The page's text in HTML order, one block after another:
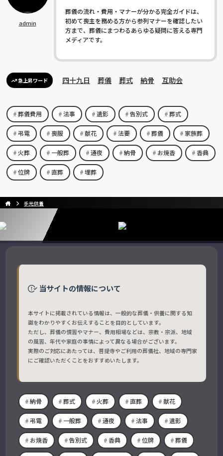
admin
葬儀の流れ・費用・マナーが分かる完全ガイドは、
初めて喪主を務める方から参列マナーを確認したい
方まで、葬儀にまつわるあらゆる疑問に答える専門
メディアです。
急上昇ワード 四十九日 葬儀 葬式 納骨 互助会
葬儀費用 法事 遺影 告別式 葬式
弔電 喪服 献花 法要 葬儀 家族葬
火葬 一般葬 通夜 納骨 お焼香 香典
位牌 直葬 埋葬
手元供養
当サイトの情報について
本サイトに掲載されている情報は、一般的な葬儀・供養に関する知
識をわかりやすくお伝えすることを目的としています。
ただし、葬儀の慣習やマナー、費用相場などは、宗教・宗派、地域
の風習、年代や家庭の事情によって異なる場合がございます。
実際のご対応にあたっては、菩提寺やご利用の葬儀社、地域の専門家
にご確認いただくことをおすすめいたします。
納骨 葬式 火葬 直葬 献花
弔電 一般葬 通夜 法事 遺影
お焼香 告別式 香典 位牌 葬儀